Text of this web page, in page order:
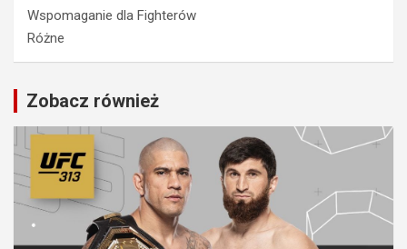
Wspomaganie dla Fighterów
Różne
Zobacz również